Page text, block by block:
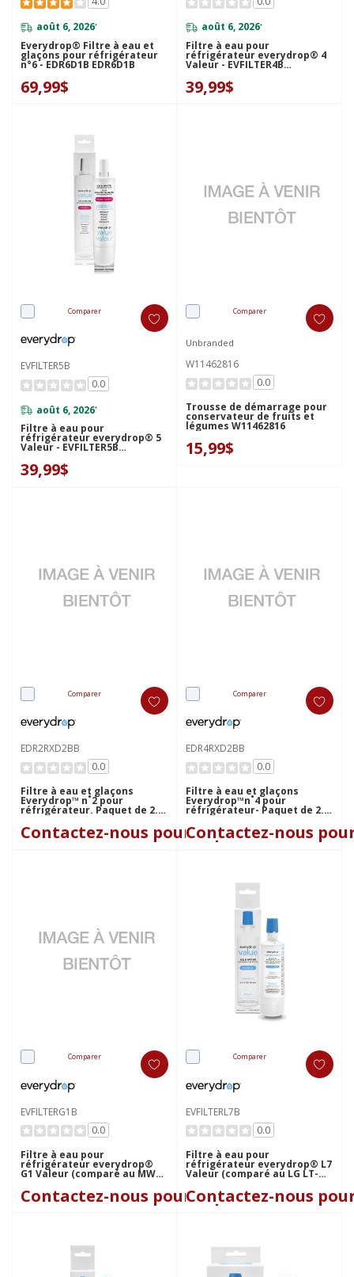
août 6, 2026*
Everydrop® Filtre à eau et
glaçons pour réfrigérateur
n°6 - EDR6D1B EDR6D1B
69,99$
août 6, 2026*
Filtre à eau pour
réfrigérateur everydrop® 4
Valeur - EVFILTER4B
39,99$
Comparer
EVFILTER5B
0.0
août 6, 2026*
Filtre à eau pour
réfrigérateur everydrop® 5
Valeur - EVFILTER5B
39,99$
Comparer
Unbranded
W11462816
0.0
Trousse de démarrage pour
conservateur de fruits et
légumes W11462816
15,99$
Comparer
EDR2RXD2BB
0.0
Filtre à eau et glaçons
Everydrop™ n˚2 pour
réfrigérateur. Paquet de 2.
Modèle EDR2RXD2B.
EDR2RXD2BB
Contactez-nous pour le prix
Comparer
EDR4RXD2BB
0.0
Filtre à eau et glaçons
Everydrop™n˚4 pour
réfrigérateur- Paquet de 2.
Modèle EDR4RXD2B.
EDR4RXD2BB
Contactez-nous
Comparer
EVFILTERG1B
0.0
Filtre à eau pour
réfrigérateur everydrop®
G1 Valeur (comparé au MWF)
EVFILTERG1B
Contactez-nous pour le prix
Comparer
EVFILTERL7B
0.0
Filtre à eau pour
réfrigérateur everydrop® L7
Valeur (comparé au LG LT-
700) EVFILTERL7B
Contactez-nous